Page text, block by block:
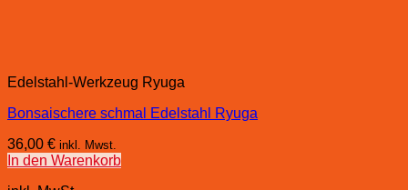
Edelstahl-Werkzeug Ryuga
Bonsaischere schmal Edelstahl Ryuga
36,00 € inkl. Mwst.
In den Warenkorb